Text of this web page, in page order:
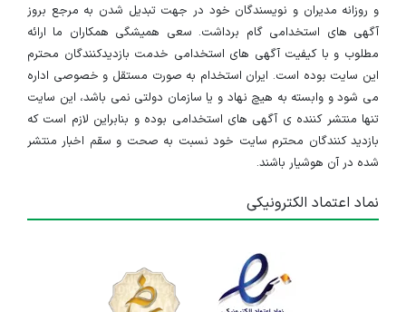
و روزانه مدیران و نویسندگان خود در جهت تبدیل شدن به مرجع بروز
آگهی های استخدامی گام برداشت. سعی همیشگی همکاران ما ارائه
مطلوب و با کیفیت آگهی های استخدامی خدمت بازدیدکنندگان محترم
این سایت بوده است. ایران استخدام به صورت مستقل و خصوصی اداره
می شود و وابسته به هیچ نهاد و یا سازمان دولتی نمی باشد، این سایت
تنها منتشر کننده ی آگهی های استخدامی بوده و بنابراین لازم است که
بازدید کنندگان محترم سایت خود نسبت به صحت و سقم اخبار منتشر
شده در آن هوشیار باشند.
نماد اعتماد الکترونیکی